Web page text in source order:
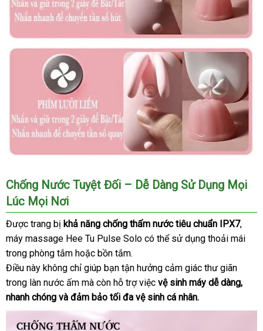
Máy
massage
lưỡi
liếm
hình
con
thỏ
Hee
Tu
Pulse
Chống Nước Tuyệt Đối – Dễ Dàng Sử Dụng Mọi
Lúc Mọi Nơi
Được trang bị khả năng chống thấm nước tiêu chuẩn IPX7đánh
giá
,
máy massage Hee Tu Pulse Solo miễn
có thể sử dụng thoải mái
trong phòng tắm lừa
đảo
hoặc bồn tắm.
Điều này không chỉ giúp bạn tận hưởng cảm giác thư giãn
trong làn nước ấm lớn
mà còn hỗ trợ việc vệ sinh máy dễ dàngđánh
,
nhanh chóng sửa
chữa
và đảm bảo tối đa vệ sinh cá nhân.